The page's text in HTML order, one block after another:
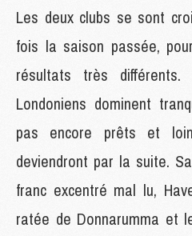
Les deux clubs se sont
fois la saison passée,
résultats très
Londoniens dominent
pas encore prêts et
deviendront par la suite.
franc excentré mal lu,
ratée de Donnarumma et